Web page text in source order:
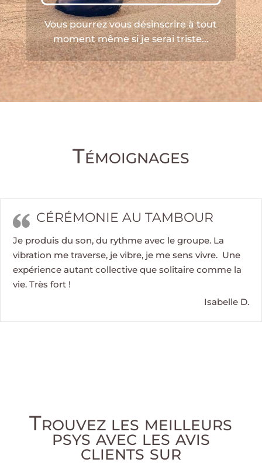
Vous pourrez vous désinscrire à tout
moment même si je serai triste...
Témoignages
CÉRÉMONIE AU TAMBOUR
Je produis du son, du rythme avec le groupe. La
vibration me traverse, je vibre, je me sens vivre. Une
expérience autant collective que solitaire comme la
vie. Très fort !
Isabelle D.
Trouvez les meilleurs
psys avec les avis
clients sur